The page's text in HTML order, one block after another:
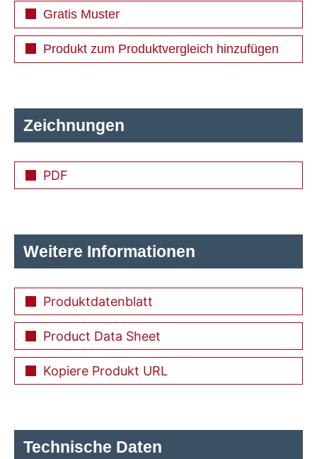
Zeichnungen
PDF
Weitere Informationen
Produktdatenblatt
Product Data Sheet
Kopiere Produkt URL
Gratis Muster
Produkt zum Produktvergleich hinzufügen
Technische Daten